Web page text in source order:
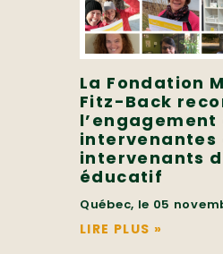
La Fondation
Fitz-Back
l’engagement
intervenantes
intervenants
éducatif
Québec, le 05
LIRE PLUS »